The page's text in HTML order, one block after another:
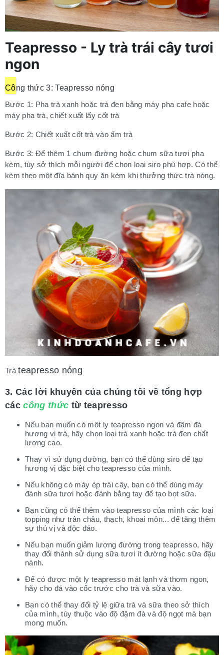
Teapresso - Ly trà trái cây tươi
ngon
Công thức 3: Teapresso nóng
Bước 1: Pha trà xanh hoặc trà đen bằng máy pha cafe hoặc
máy pha trà, chiết xuất lấy cốt trà
Bước 2: Chiết xuất cốt trà vào ấm trà
Bước 3: Để thêm 1 chum đường hoặc chum sữa tươi pha
kèm, tùy sở thích mỗi người để chọn loại siro phù hợp. Có thể
kèm theo một đĩa bánh quy ăn kèm khi thưởng thức trà nóng.
Tràteapresso nóng
3. Các lời khuyên của chúng tôi về tổng hợp
các công thức từ teapresso
Nếu bạn muốn có một ly teapresso ngon và đậm đà
hương vị trà, hãy chọn loại trà xanh hoặc trà đen chất
lượng cao.
Thay vì sử dụng đường, bạn có thể dùng siro để tạo
hương vị đặc biệt cho teapresso của mình.
Nếu không có máy ép trái cây, bạn có thể dùng máy
đánh sữa tươi hoặc đánh bằng tay để tạo bọt sữa.
Bạn cũng có thể thêm vào teapresso của mình các loại
topping như trân châu, thạch, khoai môn... để tăng thêm
sự thú vị và độc đáo.
Nếu bạn muốn giảm lượng đường trong teapresso, hãy
thay đổi thành sử dụng sữa tươi ít đường hoặc sữa đậu
nành.
Để có được một ly teapresso mát lạnh và thơm ngon,
hãy cho đá vào cốc trước cho trà và sữa vào.
Bạn có thể thay đổi tỷ lệ giữa trà và sữa theo sở thích
của mình, tùy thuộc vào độ đậm đà và độ ngọt mà bạn
mong muốn.